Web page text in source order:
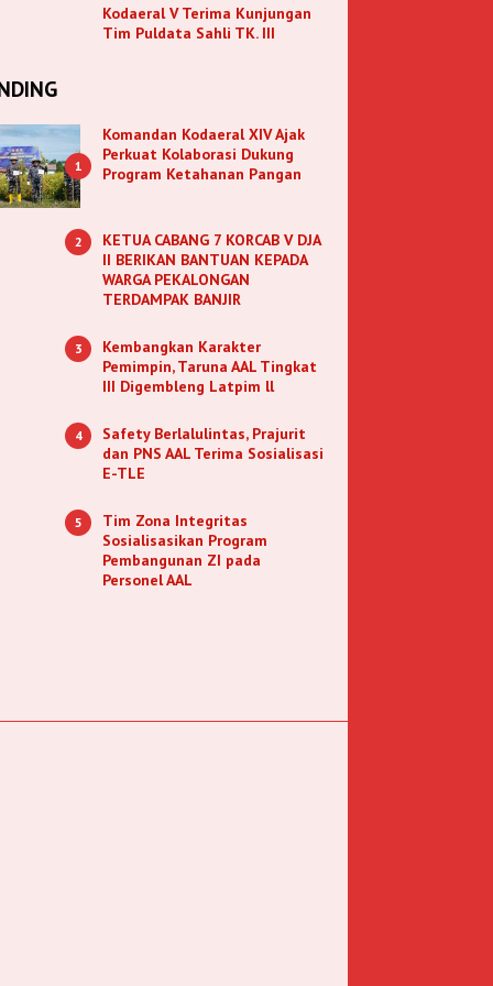
Kodaeral V Terima Kunjungan
Tim Puldata Sahli TK. III
1
Komandan Kodaeral XIV Ajak
Perkuat Kolaborasi Dukung
Program Ketahanan Pangan
2
KETUA CABANG 7 KORCAB V DJA
II BERIKAN BANTUAN KEPADA
WARGA PEKALONGAN
TERDAMPAK BANJIR
3
Kembangkan Karakter
Pemimpin, Taruna AAL Tingkat
III Digembleng Latpim ll
4
Safety Berlalulintas, Prajurit
dan PNS AAL Terima Sosialisasi
E-TLE
5
Tim Zona Integritas
Sosialisasikan Program
Pembangunan ZI pada
Personel AAL